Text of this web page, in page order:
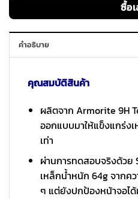
ซื้อ
คำอธิบาย
คุณสมบัติสินค้า
ผลิตจาก Armorite 9H
ออกแบบมาให้แข็งแกร่ง
เท่า
ผ่านการทดสอบจริงด้วย
เหล็กน้ำหนัก 64g จากค
ๆ แต่ยังปกป้องหน้าจอได้